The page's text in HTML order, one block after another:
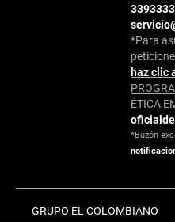
3393333
*Para
haz clic
ÉTICA
*Buzón
GRUPO EL COLOMBIANO